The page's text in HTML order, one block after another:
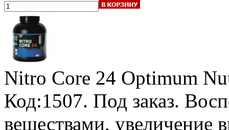
Nitro Core 24 Optimum
Код:1507. Под заказ.
веществами, увеличение